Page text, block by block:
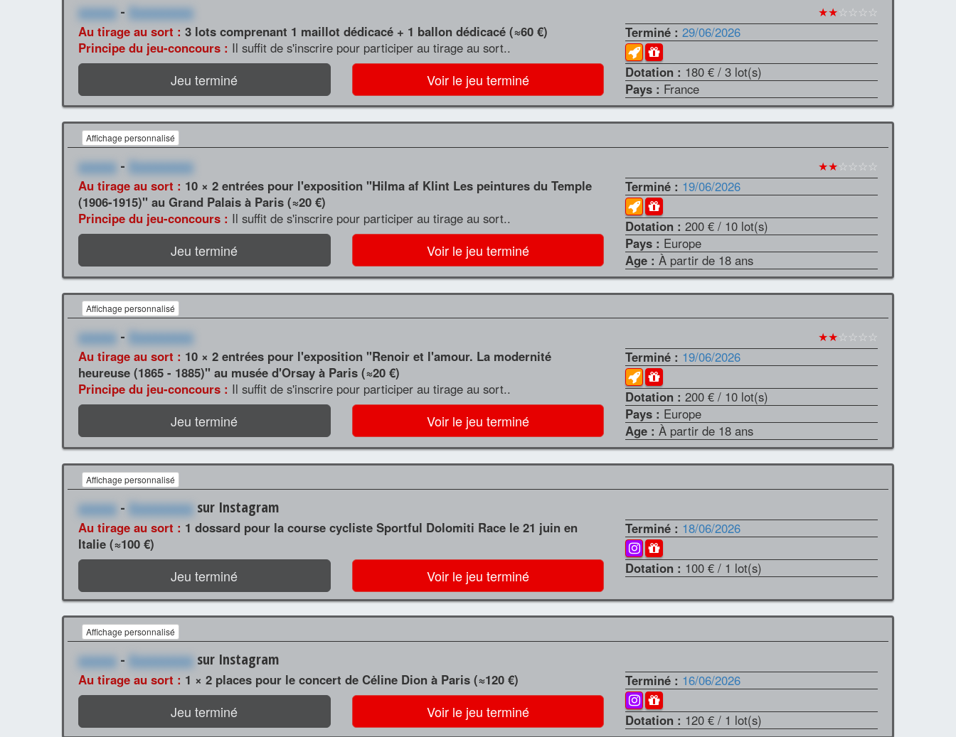
xxxxxx - Xxxxxxxxxx ★★☆☆☆☆
Au tirage au sort : 3 lots comprenant 1 maillot dédicacé + 1 ballon dédicacé (≈60 €)
Principe du jeu-concours : Il suffit de s'inscrire pour participer au tirage au sort..
Jeu terminé Voir le jeu terminé
Terminé :29/06/2026
Dotation : 180 € / 3 lot(s)
Pays : France
Affichage personnalisé
xxxxxx - Xxxxxxxxxx ★★☆☆☆☆
Au tirage au sort : 10 × 2 entrées pour l'exposition "Hilma af Klint Les peintures du Temple
(1906-1915)" au Grand Palais à Paris (≈20 €)
Principe du jeu-concours : Il suffit de s'inscrire pour participer au tirage au sort..
Jeu terminé Voir le jeu terminé
Terminé : 19/06/2026
Dotation :200 € / 10 lot(s)
Pays : Europe
Age :À partir de 18 ans
Affichage personnalisé
xxxxxx - Xxxxxxxxxx ★★☆☆☆☆
Au tirage au sort : 10 × 2 entrées pour l'exposition "Renoir et l'amour. La modernité
heureuse (1865 - 1885)" au musée d'Orsay à Paris (≈20 €)
Principe du jeu-concours : Il suffit de s'inscrire pour participer au tirage au sort..
Jeu terminé Voir le jeu terminé
Terminé : 19/06/2026
Dotation :200 € / 10 lot(s)
Pays : Europe
Age :À partir de 18 ans
Affichage personnalisé
xxxxxx - Xxxxxxxxxx sur Instagram
Au tirage au sort : 1 dossard pour la course cycliste Sportful Dolomiti Race le 21 juin en
Italie (≈100 €)
Jeu terminé Voir le jeu terminé
Terminé : 18/06/2026
Dotation : 100 € / 1 lot(s)
Affichage personnalisé
xxxxxx - Xxxxxxxxxx sur Instagram
Au tirage au sort : 1 × 2 places pour le concert de Céline Dion à Paris (≈120 €)
Jeu terminé Voir le jeu terminé
Terminé : 16/06/2026
Dotation : 120 € / 1 lot(s)